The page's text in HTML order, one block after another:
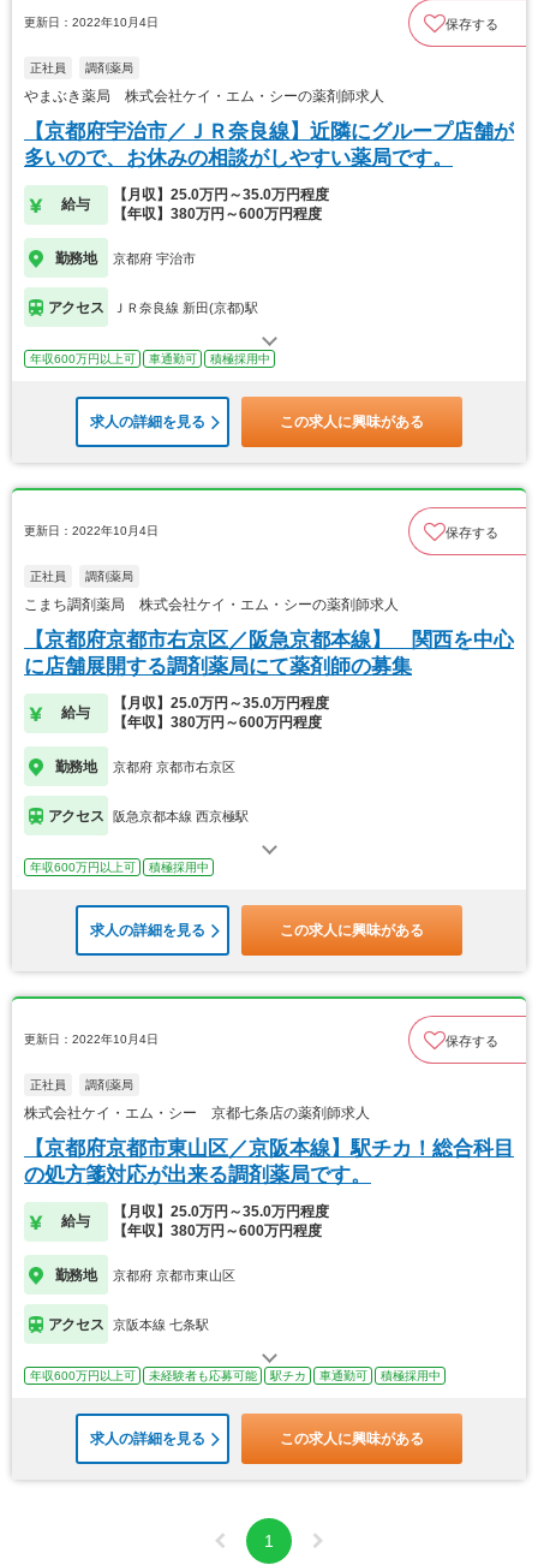
更新日：2022年10月4日 保存する
正社員 調剤薬局
やまぶき薬局 株式会社ケイ・エム・シーの薬剤師求人
【京都府宇治市／ＪＲ奈良線】近隣にグループ店舗が
多いので、お休みの相談がしやすい薬局です。
給与
【月収】25.0万円～35.0万円程度
【年収】380万円～600万円程度
勤務地 京都府 宇治市
アクセス ＪＲ奈良線 新田(京都)駅
年収600万円以上可 車通勤可 積極採用中
求人の詳細を見る この求人に興味がある
更新日：2022年10月4日 保存する
正社員 調剤薬局
こまち調剤薬局 株式会社ケイ・エム・シーの薬剤師求人
【京都府京都市右京区／阪急京都本線】 関西を中心
に店舗展開する調剤薬局にて薬剤師の募集
給与
【月収】25.0万円～35.0万円程度
【年収】380万円～600万円程度
勤務地 京都府 京都市右京区
アクセス 阪急京都本線 西京極駅
年収600万円以上可 積極採用中
求人の詳細を見る この求人に興味がある
更新日：2022年10月4日 保存する
正社員 調剤薬局
株式会社ケイ・エム・シー 京都七条店の薬剤師求人
【京都府京都市東山区／京阪本線】駅チカ！総合科目
の処方箋対応が出来る調剤薬局です。
給与
【月収】25.0万円～35.0万円程度
【年収】380万円～600万円程度
勤務地 京都府 京都市東山区
アクセス 京阪本線 七条駅
年収600万円以上可 未経験者も応募可能 駅チカ 車通勤可 積極採用中
求人の詳細を見る この求人に興味がある
1